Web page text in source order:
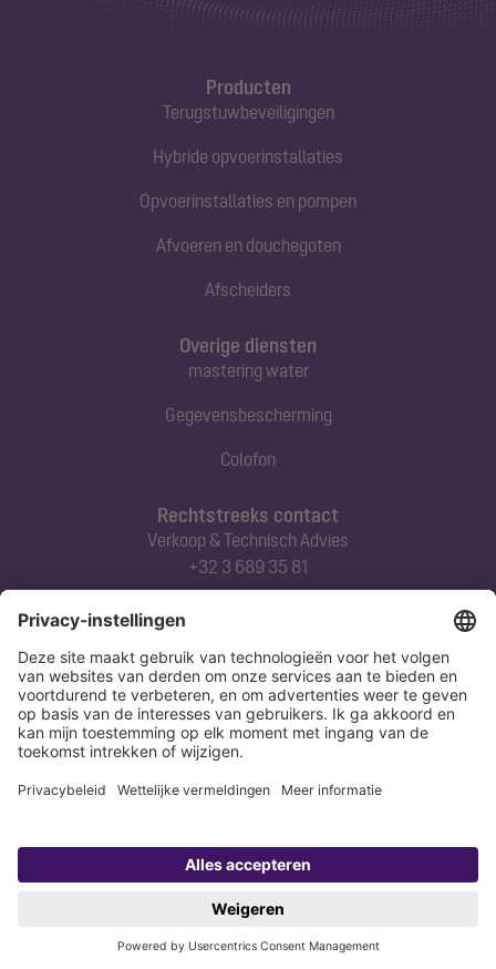
Producten
Terugstuwbeveiligingen
Hybride opvoerinstallaties
Opvoerinstallaties en pompen
Afvoeren en douchegoten
Afscheiders
Rechtstreeks contact
Verkoop & Technisch Advies
+32 3 689 35 81
Abonneert u zich op onze nieuwsbrief
Nu aanmelden
Overige diensten
mastering water
Gegevensbescherming
Colofon
Copyright 1998-2026 KESSEL SE + Co. KG, Bahnhofstraße 31, 85101 Lenting,
Verklaring Colofon